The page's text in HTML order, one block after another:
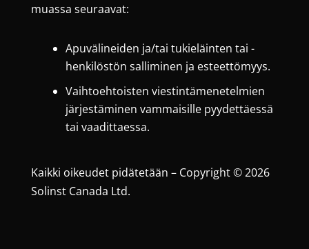
muassa seuraavat:
Apuvälineiden ja/tai tukieläinten tai -
henkilöstön salliminen ja esteettömyys.
Vaihtoehtoisten viestintämenetelmien
järjestäminen vammaisille pyydettäessä
tai vaadittaessa.
Kaikki oikeudet pidätetään – Copyright © 2026
Solinst Canada Ltd.